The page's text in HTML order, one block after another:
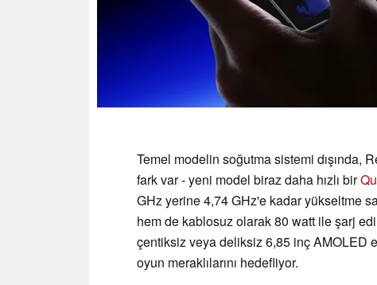
Temel modelin soğutma sistemi dışında,
fark var - yeni model biraz daha hızlı bir
GHz yerine 4,74 GHz'e kadar yükseltme
hem de kablosuz olarak 80 watt ile şarj
çentiksiz veya deliksiz 6,85 inç AMOLED
oyun meraklılarını hedefliyor.